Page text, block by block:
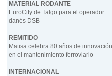
MATERIAL RODANTE
EuroCity de Talgo para el operador
danés DSB
REMITIDO
Matisa celebra 80 años de innovación
en el mantenimiento ferroviario
INTERNACIONAL